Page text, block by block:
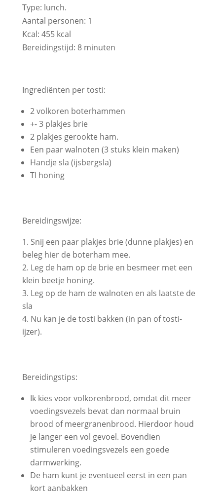
Type: lunch.
Aantal personen: 1
Kcal: 455 kcal
Bereidingstijd: 8 minuten
Ingrediënten per tosti:
2 volkoren boterhammen
+- 3 plakjes brie
2 plakjes gerookte ham.
Een paar walnoten (3 stuks klein maken)
Handje sla (ijsbergsla)
Tl honing
Bereidingswijze:
Snij een paar plakjes brie (dunne plakjes) en
beleg hier de boterham mee.
Leg de ham op de brie en besmeer met een
klein beetje honing.
Leg op de ham de walnoten en als laatste de
sla
Nu kan je de tosti bakken (in pan of tosti-
ijzer).
Bereidingstips:
Ik kies voor volkorenbrood, omdat dit meer
voedingsvezels bevat dan normaal bruin
brood of meergranenbrood. Hierdoor houd
je langer een vol gevoel. Bovendien
stimuleren voedingsvezels een goede
darmwerking.
De ham kunt je eventueel eerst in een pan
kort aanbakken